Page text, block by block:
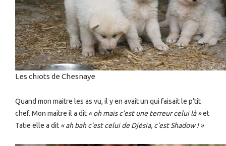
Les chiots de Chesnaye
Quand mon maitre les as vu, il y en avait un qui faisait le p’tit
chef. Mon maitre il a dit « oh mais c’est une terreur celui là »et
Tatie elle a dit « ah bah c’est celui de Djésia, c’est Shadow ! »